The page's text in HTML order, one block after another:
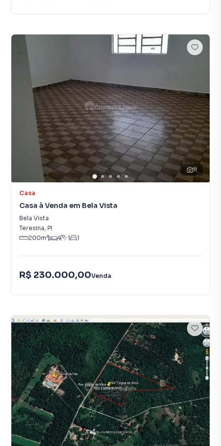
11
Casa
Casa à Venda em Bela Vista
Bela Vista
Teresina, PI
200m² 4 1 1
R$ 230.000,00Venda